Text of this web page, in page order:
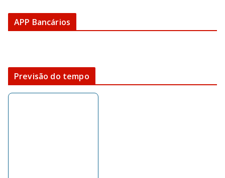
APP Bancários
Previsão do tempo